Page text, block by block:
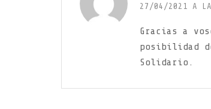
27/04/2021 A
Gracias a
posibilidad
Solidario.